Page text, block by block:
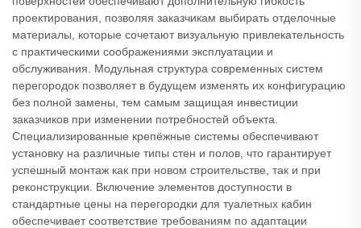
проектирования, позволяя заказчикам выбирать отделочные
материалы, которые сочетают визуальную привлекательность
с практическими соображениями эксплуатации и
обслуживания. Модульная структура современных систем
перегородок позволяет в будущем изменять их конфигурацию
без полной замены, тем самым защищая инвестиции
заказчиков при изменении потребностей объекта.
Специализированные крепёжные системы обеспечивают
установку на различные типы стен и полов, что гарантирует
успешный монтаж как при новом строительстве, так и при
реконструкции. Включение элементов доступности в
стандартные цены на перегородки для туалетных кабин
обеспечивает соответствие требованиям по адаптации